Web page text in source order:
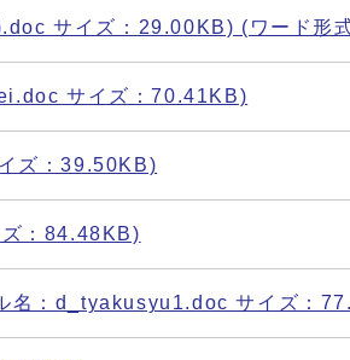
サイズ：29.00KB) (ワード形
サイズ：70.41KB)
ズ：39.50KB)
：84.48KB)
名：d_tyakusyu1.doc サイズ：